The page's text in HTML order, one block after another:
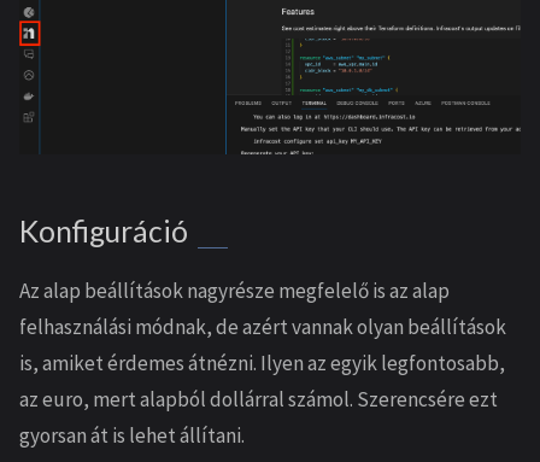
Konfiguráció
Az alap beállítások nagyrésze megfelelő is az alap
felhasználási módnak, de azért vannak olyan beállítások
is, amiket érdemes átnézni. Ilyen az egyik legfontosabb,
az euro, mert alapból dollárral számol. Szerencsére ezt
gyorsan át is lehet állítani.